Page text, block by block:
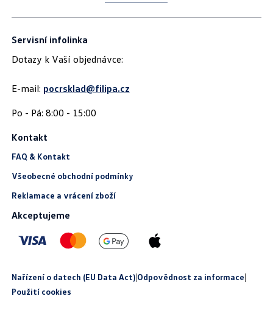
Servisní infolinka
Dotazy k Vaší objednávce:
E-mail: pocrsklad@filipa.cz
Kontakt
FAQ & Kontakt
Všeobecné obchodní podmínky
Reklamace a vrácení zboží
Akceptujeme
Nařízení o datech (EU Data Act)|Odpovědnost za informace|
Použití cookies